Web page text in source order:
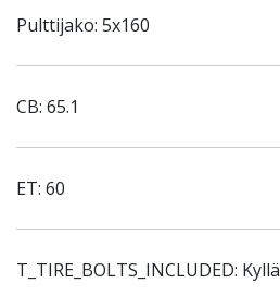
Pulttijako: 5x160
CB: 65.1
ET: 60
T_TIRE_BOLTS_INCLUDED: Kyllä